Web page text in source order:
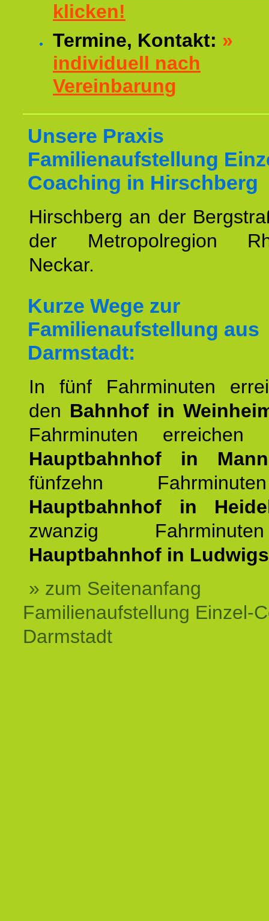
klicken!
Termine, Kontakt: »
individuell nach
Vereinbarung
Unsere Praxis
Familienaufstellung
Coaching in Hirschberg
Hirschberg an der
der Metropolregion
Neckar.
Kurze Wege zur
Familienaufstellung aus
Darmstadt:
In fünf Fahrminuten
den Bahnhof in
Fahrminuten
Hauptbahnhof in
fünfzehn
Hauptbahnhof in
zwanzig
Hauptbahnhof in
» zum Seitenanfang
Familienaufstellung Einzel-
Darmstadt